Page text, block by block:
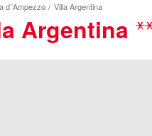
d´Ampezzo Villa Argentina
Argentina